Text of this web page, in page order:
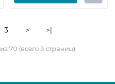
3 > >|
70 (всего 3 страниц)